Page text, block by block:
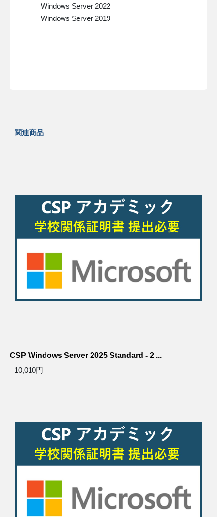
Windows Server 2022
Windows Server 2019
関連商品
CSP Windows Server 2025 Standard - 2 ...
10,010円